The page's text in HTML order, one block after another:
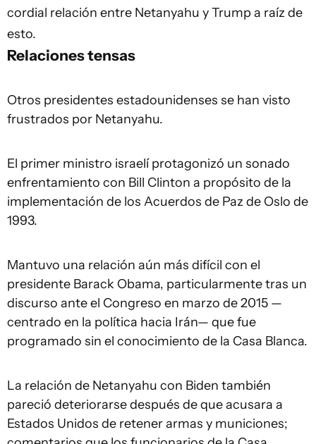
cordial relación entre Netanyahu y Trump a raíz de
esto.
Relaciones tensas
Otros presidentes estadounidenses se han visto
frustrados por Netanyahu.
El primer ministro israelí protagonizó un sonado
enfrentamiento con Bill Clinton a propósito de la
implementación de los Acuerdos de Paz de Oslo de
1993.
Mantuvo una relación aún más difícil con el
presidente Barack Obama, particularmente tras un
discurso ante el Congreso en marzo de 2015 —
centrado en la política hacia Irán— que fue
programado sin el conocimiento de la Casa Blanca.
La relación de Netanyahu con Biden también
pareció deteriorarse después de que acusara a
Estados Unidos de retener armas y municiones;